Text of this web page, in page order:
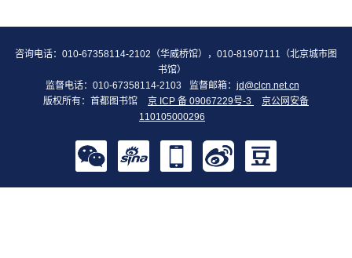
咨询电话：010-67358114-2102（华威桥馆），010-81907111（北京城市图
书馆）
监督电话：010-67358114-2103
监督邮箱： jd@clcn.net.cn
版权所有：首都图书馆
京 ICP 备 09067229号-3
京公网安备
110105000296